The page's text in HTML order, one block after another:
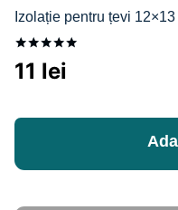
Izolație pentru țevi
Evaluat la
11 lei